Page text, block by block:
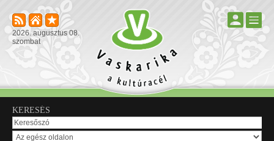
2026. augusztus 08.
szombat
KERESÉS